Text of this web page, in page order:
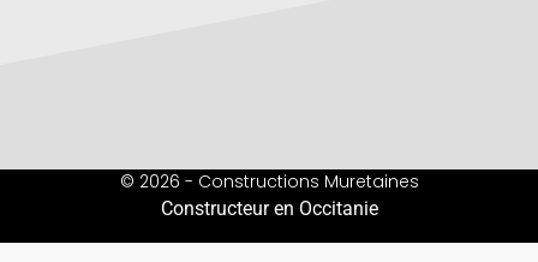
© 2026 - Constructions Muretaines
Constructeur en Occitanie